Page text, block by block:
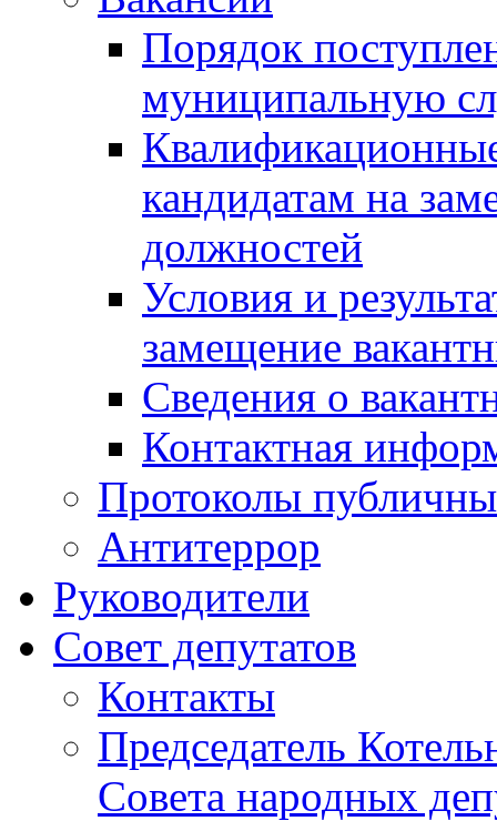
Порядок
муниципальную
кандидатам на
должностей
Условия и
замещение
Сведения о
Контактная
Протоколы
Антитеррор
Руководители
Совет депутатов
Контакты
Председатель
Совета народных